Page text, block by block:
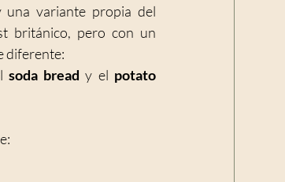
variante propia del
británico, pero con un
diferente:
soda bread y el potato